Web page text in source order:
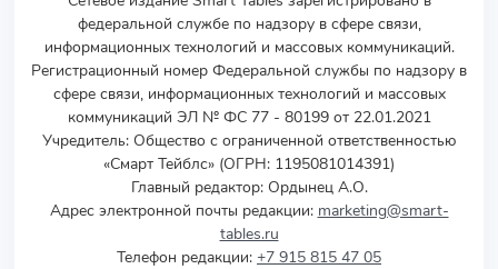
федеральной службе по надзору в сфере связи,
информационных технологий и массовых коммуникаций.
Регистрационный номер Федеральной службы по надзору в
сфере связи, информационных технологий и массовых
коммуникаций ЭЛ № ФС 77 - 80199 от 22.01.2021
Учредитель: Общество с ограниченной ответственностью
«Смарт Тейблс» (ОГРН: 1195081014391)
Главный редактор: Ордынец А.О.
Адрес электронной почты редакции: marketing@smart-
tables.ru
Телефон редакции: +7 915 815 47 05